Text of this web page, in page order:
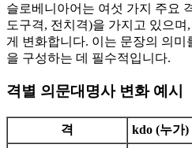
슬로베니아어는 여섯 가지 주요
도구격, 전치격)을 가지고 있으며,
게 변화합니다. 이는 문장의 의미
을 구성하는 데 필수적입니다.
격별 의문대명사 변화 예시
격 kdo (누가)